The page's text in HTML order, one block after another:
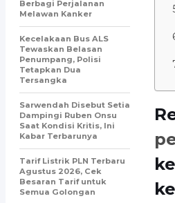
Berbagi Perjalanan
Melawan Kanker
Kecelakaan Bus ALS
Tewaskan Belasan
Penumpang, Polisi
Tetapkan Dua
Tersangka
Sarwendah Disebut Setia
Dampingi Ruben Onsu
Saat Kondisi Kritis, Ini
Kabar Terbarunya
Tarif Listrik PLN Terbaru
Agustus 2026, Cek
Besaran Tarif untuk
Semua Golongan